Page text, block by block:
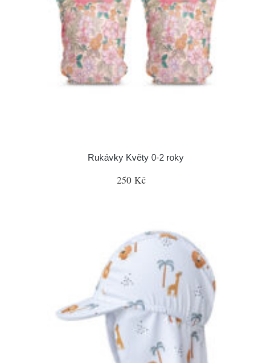
Rukávky Květy 0-2 roky
250 Kč